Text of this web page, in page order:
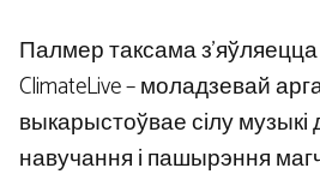
Палмер таксама
ClimateLive – моладзевай
выкарыстоўвае сілу
навучання і пашырэння